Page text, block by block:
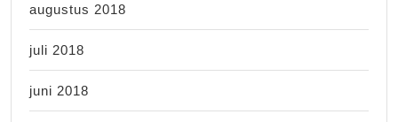
augustus 2018
juli 2018
juni 2018